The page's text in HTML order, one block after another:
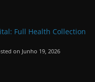
Full Health Collection
on Junho 19, 2026